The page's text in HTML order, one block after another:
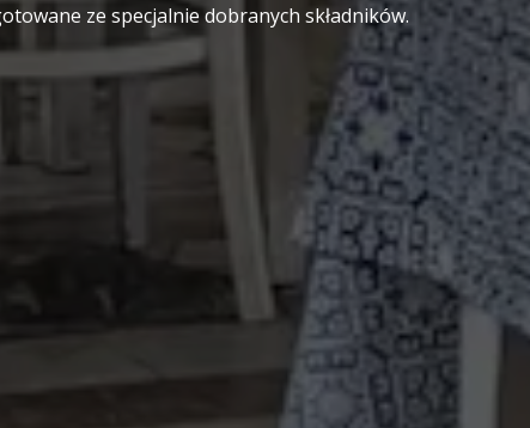
ze specjalnie dobranych składników.